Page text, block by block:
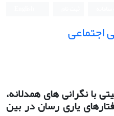
با نگرانی های همدلانه،
یاری رسان در بین